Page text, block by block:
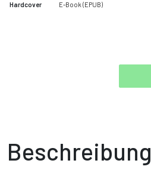
Hardcover E-Book (EPUB)
Beschreibung